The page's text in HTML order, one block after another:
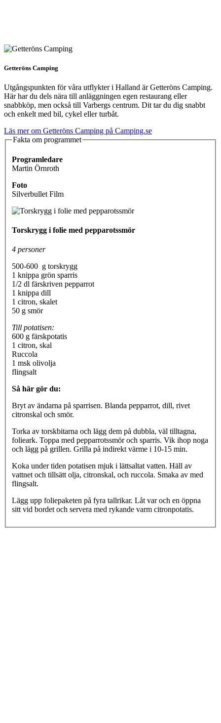
Getteröns Camping
Utgångspunkten för våra utflykter i Halland är Getteröns Camping.
Här har du dels nära till anläggningen egen restaurang eller
snabbköp, men också till Varbergs centrum. Dit tar du dig snabbt
och enkelt med bil, cykel eller turbåt.
Läs mer om Getteröns Camping på Camping.se
Fakta om programmet
Programledare
Martin Örnroth
Foto
Silverbullet Film
Torskrygg i folie med pepparotssmör
4 personer
500-600 g torskrygg
1 knippa grön sparris
1/2 dl färskriven pepparrot
1 knippa dill
1 citron, skalet
50 g smör
Till potatisen:
600 g färskpotatis
1 citron, skal
Ruccola
1 msk olivolja
flingsalt
Så här gör du:
Bryt av ändarna på sparrisen. Blanda pepparrot, dill, rivet
citronskal och smör.
Torka av torskbitarna och lägg dem på dubbla, väl tilltagna,
folieark. Toppa med pepparrotssmör och sparris. Vik ihop noga
och lägg på grillen. Grilla på indirekt värme i 10-15 min.
Koka under tiden potatisen mjuk i lättsaltat vatten. Häll av
vattnet och tillsätt olja, citronskal, och ruccola. Smaka av med
flingsalt.
Lägg upp foliepaketen på fyra tallrikar. Låt var och en öppna
sitt vid bordet och servera med rykande varm citronpotatis.